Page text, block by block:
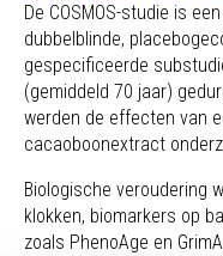
De COSMOS-studie is
dubbelblinde,
gespecificeerde
(gemiddeld 70 jaar)
werden de effecten van
cacaoboonextract
Biologische veroudering
klokken, biomarkers op
zoals PhenoAge en